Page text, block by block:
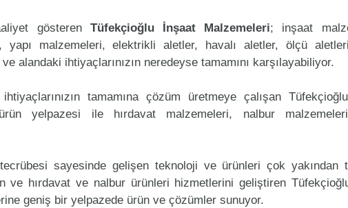
gösteren Tüfekçioğlu İnşaat Malzemeleri; inşaat
yapı malzemeleri, elektrikli aletler, havalı aletler, ölçü
alandaki ihtiyaçlarınızın neredeyse tamamını karşılayabiliyor.
ihtiyaçlarınızın tamamına çözüm üretmeye çalışan
yelpazesi ile hırdavat malzemeleri, nalbur malzemeleri
sayesinde gelişen teknoloji ve ürünleri çok yakından
ve hırdavat ve nalbur ürünleri hizmetlerini geliştiren
geniş bir yelpazede ürün ve çözümler sunuyor.